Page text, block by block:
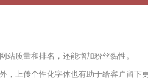
质量和排名，还能增加粉丝黏性。
，上传个性化字体也有助于给客户留下